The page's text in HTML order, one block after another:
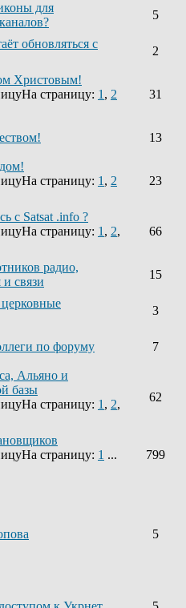
для
5
обновляться с
2
Христовым!
На страницу: 1 , 2
31
13
На страницу: 1 , 2
23
с Satsat .info ?
На страницу: 1 , 2,
66
радио,
и связи
15
3
по форуму 7
Альяно и
базы
На страницу: 1 , 2,
62
На страницу: 1 ...
799
5